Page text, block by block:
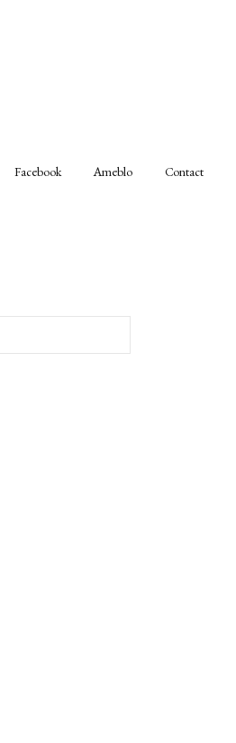
Facebook Ameblo Contact